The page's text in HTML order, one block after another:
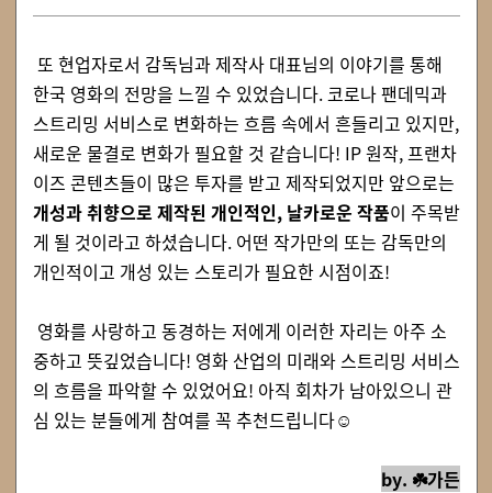
또 현업자로서 감독님과 제작사 대표님의 이야기를 통해
한국 영화의 전망을 느낄 수 있었습니다. 코로나 팬데믹과
스트리밍 서비스로 변화하는 흐름 속에서 흔들리고 있지만,
새로운 물결로 변화가 필요할 것 같습니다! IP 원작, 프랜차
이즈 콘텐츠들이 많은 투자를 받고 제작되었지만 앞으로는
개성과 취향으로 제작된 개인적인, 날카로운 작품이 주목받
게 될 것이라고 하셨습니다. 어떤 작가만의 또는 감독만의
개인적이고 개성 있는 스토리가 필요한 시점이죠!
영화를 사랑하고 동경하는 저에게 이러한 자리는 아주 소
중하고 뜻깊었습니다! 영화 산업의 미래와 스트리밍 서비스
의 흐름을 파악할 수 있었어요! 아직 회차가 남아있으니 관
심 있는 분들에게 참여를 꼭 추천드립니다☺️
by. ☘️가든